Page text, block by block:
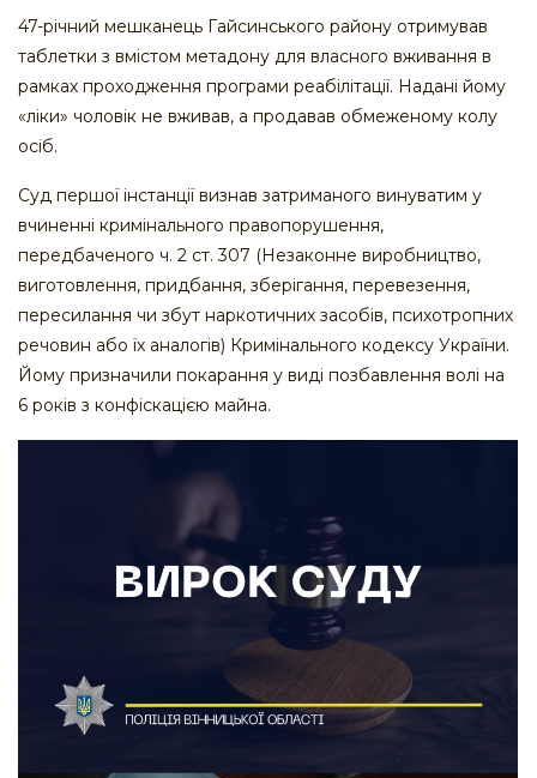
47-річний мешканець Гайсинського району отримував
таблетки з вмістом метадону для власного вживання в
рамках проходження програми реабілітації. Надані йому
«ліки» чоловік не вживав, а продавав обмеженому колу
осіб.
Суд першої інстанції визнав затриманого винуватим у
вчиненні кримінального правопорушення,
передбаченого ч. 2 ст. 307 (Незаконне виробництво,
виготовлення, придбання, зберігання, перевезення,
пересилання чи збут наркотичних засобів, психотропних
речовин або їх аналогів) Кримінального кодексу України.
Йому призначили покарання у виді позбавлення волі на
6 років з конфіскацією майна.